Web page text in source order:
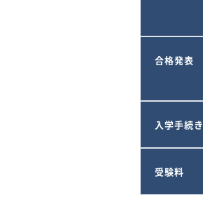
合格発表
入学手続き
受験料